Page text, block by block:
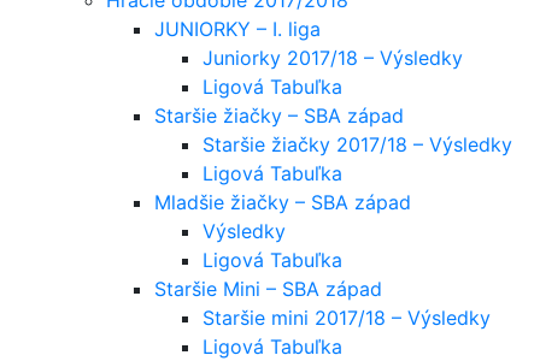
JUNIORKY – I. liga
Juniorky 2017/18 – Výsledky
Ligová Tabuľka
Staršie žiačky – SBA západ
Staršie žiačky 2017/18 – Výsledky
Ligová Tabuľka
Mladšie žiačky – SBA západ
Výsledky
Ligová Tabuľka
Staršie Mini – SBA západ
Staršie mini 2017/18 – Výsledky
Ligová Tabuľka